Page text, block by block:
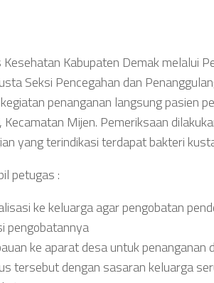
Kabupaten Demak melalui
Seksi Pencegahan dan
penanganan langsung pasien
Mijen. Pemeriksaan
yang terindikasi terdapat bakteri
petugas :
ke keluarga agar pengobatan
pengobatannya
ke aparat desa untuk penanganan
tersebut dengan sasaran keluarga